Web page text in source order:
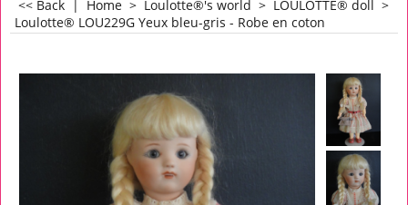
<< Back | Home > Loulotte®'s world > LOULOTTE® doll >
Loulotte® LOU229G Yeux bleu-gris - Robe en coton